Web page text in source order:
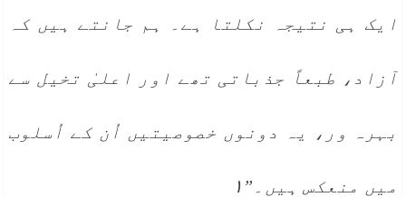
ایک ہی نتیجہ نکلتا ہے۔ ہم جانتے ہیں کہ
آزاد، طبعاً جذباتی تھے اور اعلیٰ تخیل سے
بہرہ ور، یہ دونوں خصوصیتیں اُن کے اُسلوب
میں منعکس ہیں۔”۱